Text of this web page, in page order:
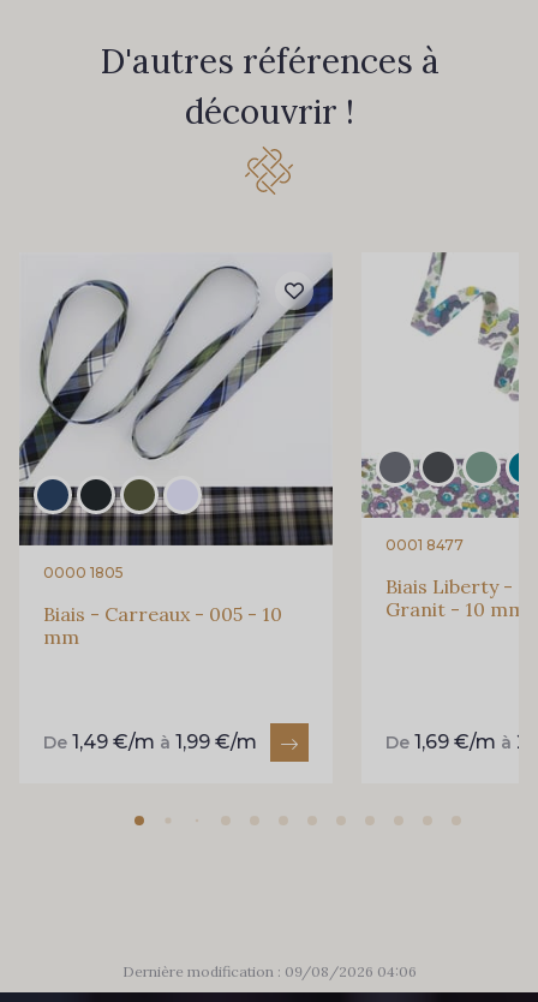
D'autres références à
découvrir !
0000 1805
Biais - Carreaux - 005 - 10
mm
De 1,49 €/m à 1,99 €/m
0001 8477
Biais Liberty -
Granit - 10 mm
De1,69 €/m à
Dernière modification : 09/08/2026 04:06